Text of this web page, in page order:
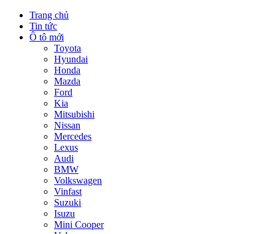
Trang chủ
Tin tức
Ô tô mới
Toyota
Hyundai
Honda
Mazda
Ford
Kia
Mitsubishi
Nissan
Mercedes
Lexus
Audi
BMW
Volkswagen
Vinfast
Suzuki
Isuzu
Mini Cooper